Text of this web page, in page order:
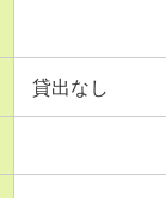
貸出なし